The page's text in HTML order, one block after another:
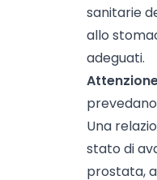
sanitarie
allo
adeguati.
Una
stato di
prostata,